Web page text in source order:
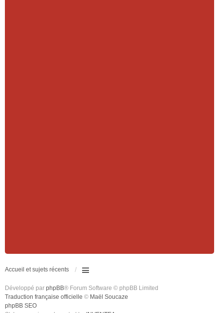
Accueil et sujets récents
Développé par phpBB® Forum Software © phpBB Limited
Traduction française officielle © Maël Soucaze
phpBB SEO